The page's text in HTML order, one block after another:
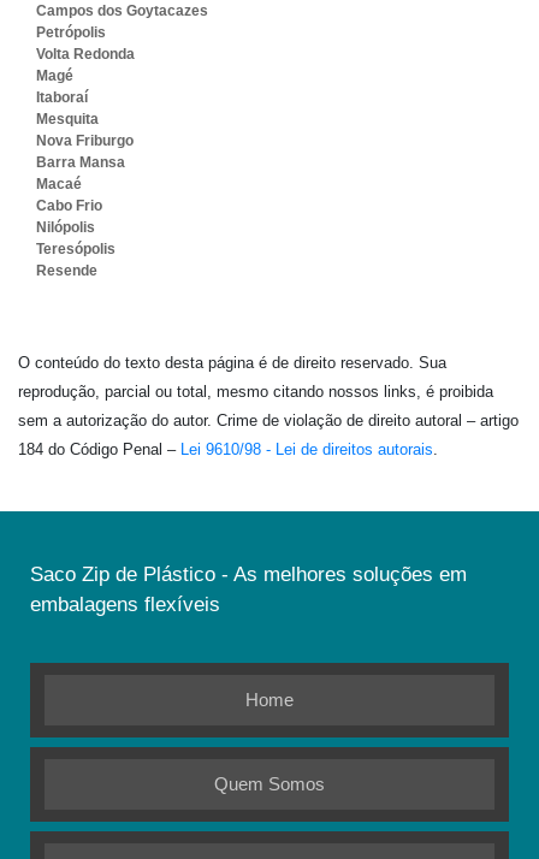
Campos dos Goytacazes
Petrópolis
Volta Redonda
Magé
Itaboraí
Mesquita
Nova Friburgo
Barra Mansa
Macaé
Cabo Frio
Nilópolis
Teresópolis
Resende
O conteúdo do texto desta página é de direito reservado. Sua
reprodução, parcial ou total, mesmo citando nossos links, é proibida
sem a autorização do autor. Crime de violação de direito autoral – artigo
184 do Código Penal –
Lei 9610/98 - Lei de direitos autorais
Saco Zip de Plástico - As melhores soluções em
embalagens flexíveis
Home
Quem Somos